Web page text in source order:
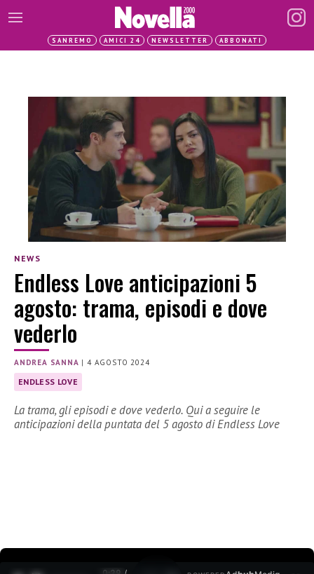
SANREMO AMICI 24 NEWSLETTER ABBONATI
NEWS
Endless Love anticipazioni 5
agosto: trama, episodi e dove
vederlo
ANDREA SANNA |4 AGOSTO 2024
ENDLESS LOVE
La trama, gli episodi e dove vederlo. Qui a seguire le
anticipazioni della puntata del 5 agosto di Endless Love